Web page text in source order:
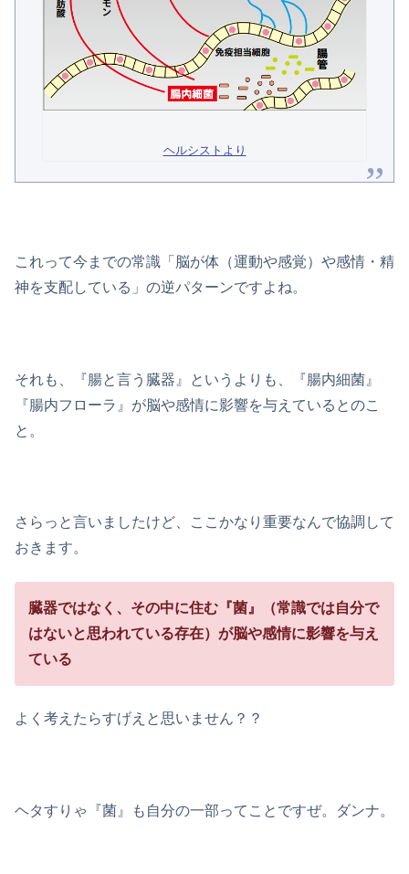
ヘルシストより
これって今までの常識「脳が体（運動や感覚）や感情・精
神を支配している」の逆パターンですよね。
それも、『腸と言う臓器』というよりも、『腸内細菌』
『腸内フローラ』が脳や感情に影響を与えているとのこ
と。
さらっと言いましたけど、ここかなり重要なんで協調して
おきます。
臓器ではなく、その中に住む『菌』（常識では自分で
はないと思われている存在）が脳や感情に影響を与え
ている
よく考えたらすげえと思いません？？
ヘタすりゃ『菌』も自分の一部ってことですぜ。ダンナ。